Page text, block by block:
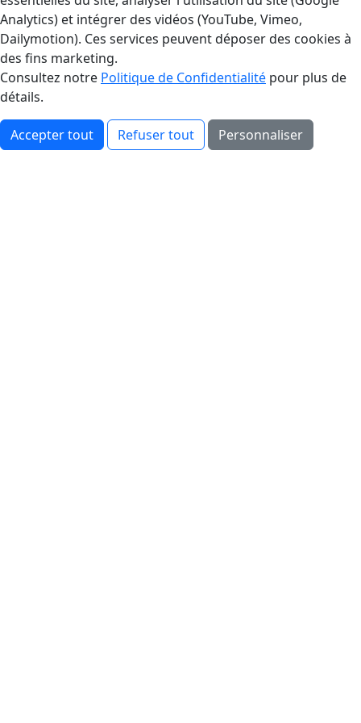
Analytics) et intégrer des vidéos (YouTube, Vimeo,
Dailymotion). Ces services peuvent déposer des cookies à
des fins marketing.
Consultez notre Politique de Confidentialité pour plus de
détails.
Accepter tout Refuser tout Personnaliser